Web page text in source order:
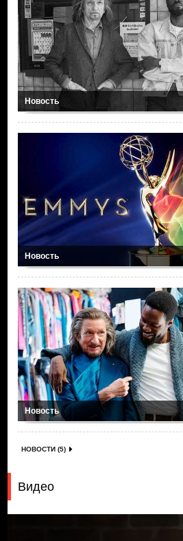
Новость
Новость
Новость
НОВОСТИ (5)
Видео